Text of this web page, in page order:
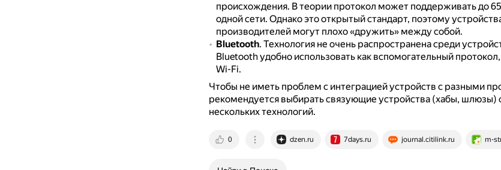
происхождения. В теории протокол может поддерживать до
одной сети. Однако это открытый стандарт, поэтому
производителей могут плохо «дружить» между собой.
Bluetooth. Технология не очень распространена среди
Bluetooth удобно использовать как вспомогательный
Wi-Fi.
Чтобы не иметь проблем с интеграцией устройств с разными
рекомендуется выбирать связующие устройства (хабы, шлюзы)
нескольких технологий.
0 dzen.ru 7days.ru journal.citilink.ru m-